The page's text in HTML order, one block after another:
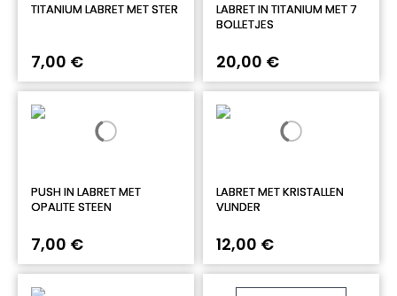
TITANIUM LABRET MET STER
7,00 €
LABRET IN TITANIUM MET 7
BOLLETJES
20,00 €
PUSH IN LABRET MET
OPALITE STEEN
7,00 €
LABRET MET KRISTALLEN
VLINDER
12,00 €